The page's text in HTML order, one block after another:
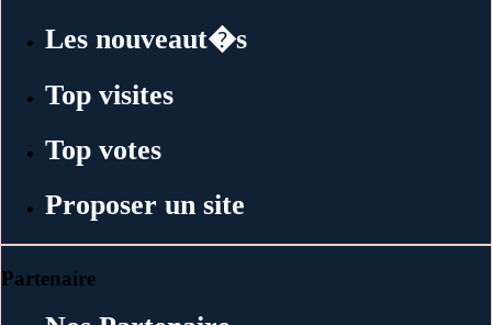
Les nouveaut�s
Top visites
Top votes
Proposer un site
Partenaire